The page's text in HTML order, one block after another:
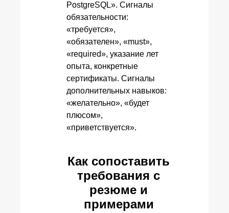
PostgreSQL». Сигналы
обязательности:
«требуется»,
«обязателен», «must»,
«required», указание лет
опыта, конкретные
сертификаты. Сигналы
дополнительных навыков:
«желательно», «будет
плюсом»,
«приветствуется».
Как сопоставить
требования с
резюме и
примерами